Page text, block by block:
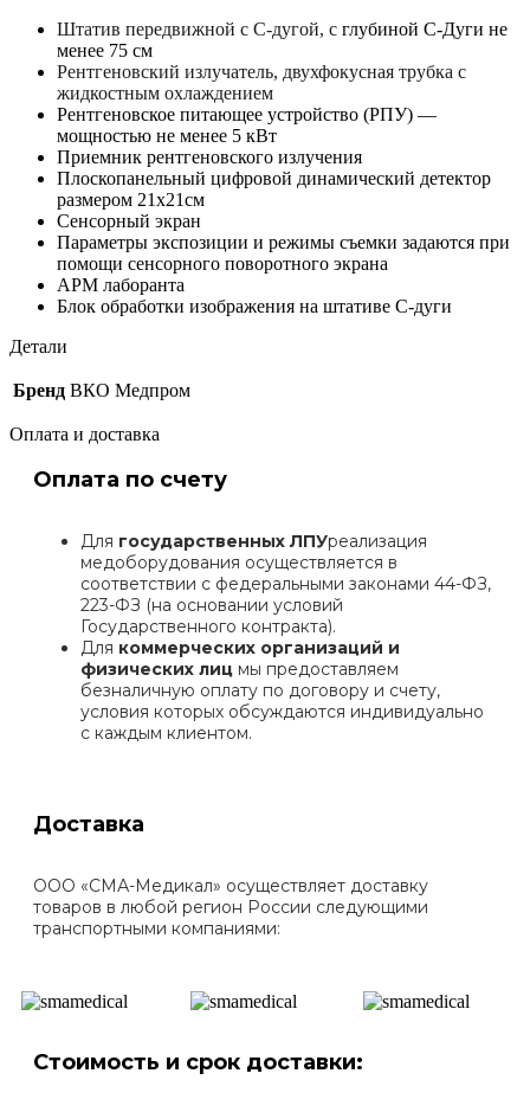
Штатив передвижной с С-дугой, с глубиной С-Дуги не
менее 75 см
Рентгеновский излучатель, двухфокусная трубка с
жидкостным охлаждением
Рентгеновское питающее устройство (РПУ) —
мощностью не менее 5 кВт
Приемник рентгеновского излучения
Плоскопанельный цифровой динамический детектор
размером 21х21см
Сенсорный экран
Параметры экспозиции и режимы съемки задаются при
помощи сенсорного поворотного экрана
АРМ лаборанта
Блок обработки изображения на штативе С-дуги
Детали
Бренд ВКО Медпром
Оплата и доставка
Оплата по счету
Для государственных ЛПУреализация
медоборудования осуществляется в
соответствии с федеральными законами 44-ФЗ,
223-ФЗ (на основании условий
Государственного контракта).
Для коммерческих организаций и
физических лиц мы предоставляем
безналичную оплату по договору и счету,
условия которых обсуждаются индивидуально
с каждым клиентом.
Доставка
ООО «СМА-Медикал» осуществляет доставку
товаров в любой регион России следующими
транспортными компаниями:
Стоимость и срок доставки: